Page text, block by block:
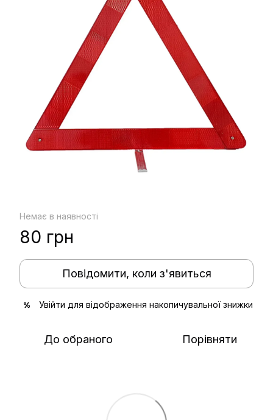
Немає в наявності
80 грн
Повідомити, коли з'явиться
% Увійти для відображення накопичувальної знижки
До обраного Порівняти